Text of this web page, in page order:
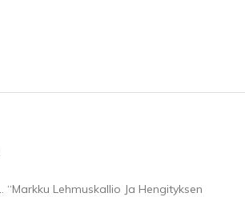
“Markku Lehmuskallio Ja Hengityksen